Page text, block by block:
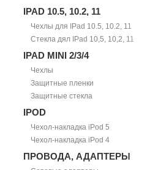
IPAD 10.5, 10.2, 11
Чехлы для IPad 10.5, 10.2, 11
Стекла дял IPad 10,5, 10,2, 11
IPAD MINI 2/3/4
Чехлы
Защитные пленки
Защитные стекла
IPOD
Чехол-накладка iPod 5
Чехол-накладка iPod 4
ПРОВОДА, АДАПТЕРЫ